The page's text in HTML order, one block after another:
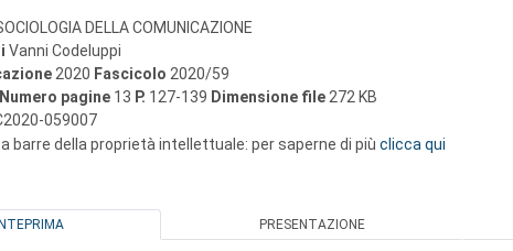
DELLA COMUNICAZIONE
Vanni Codeluppi
2020 Fascicolo 2020/59
Numero pagine 13 P. 127-139 Dimensione file 272 KB
059007
a barre della proprietà intellettuale: per saperne di più clicca qui
PRESENTAZIONE